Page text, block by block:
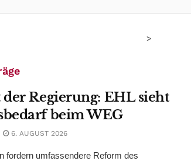
>
Regierung: EHL sieht
beim WEG
6. AUGUST 2026
fordern umfassendere Reform des